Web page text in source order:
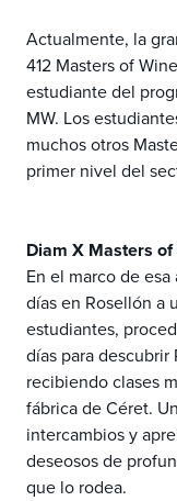
Actualmente, la
412 Masters of
estudiante del
MW. Los
muchos otros
primer nivel del
Diam X Masters
En el marco de
días en Rosellón a
estudiantes,
días para
recibiendo clases
fábrica de Céret.
intercambios y
deseosos de
que lo rodea.